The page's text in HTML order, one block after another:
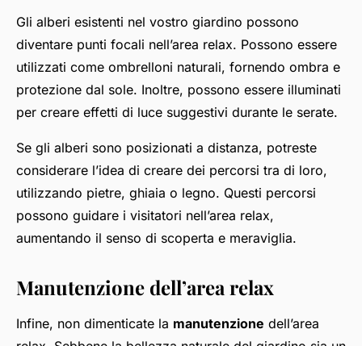
Gli alberi esistenti nel vostro giardino possono
diventare punti focali nell’area relax. Possono essere
utilizzati come ombrelloni naturali, fornendo ombra e
protezione dal sole. Inoltre, possono essere illuminati
per creare effetti di luce suggestivi durante le serate.
Se gli alberi sono posizionati a distanza, potreste
considerare l’idea di creare dei percorsi tra di loro,
utilizzando pietre, ghiaia o legno. Questi percorsi
possono guidare i visitatori nell’area relax,
aumentando il senso di scoperta e meraviglia.
Manutenzione dell’area relax
Infine, non dimenticate la manutenzione dell’area